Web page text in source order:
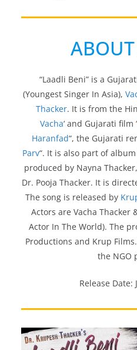
“Laadli Beni” is a
(Youngest Singer In Asia),
Thacker. It is from the
Vacha‘ and Gujarati film
Haranfad“, the Gujarati
Parv“. It is also part of album
produced by Nayna
Dr. Pooja Thacker. It is
The song is released by
Actors are Vacha Thacker
Actor In The World). The
Productions and Krup
the NGO
Release Date: